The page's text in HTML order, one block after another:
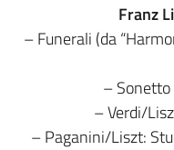
Franz
– Funerali (da
–
– Verdi/
– Paganini/Liszt: